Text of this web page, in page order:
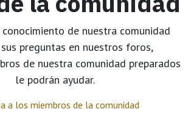
de nuestra comunidad
preguntas en nuestros foros,
de nuestra comunidad preparados
le podrán ayudar.
a los miembros de la comunidad